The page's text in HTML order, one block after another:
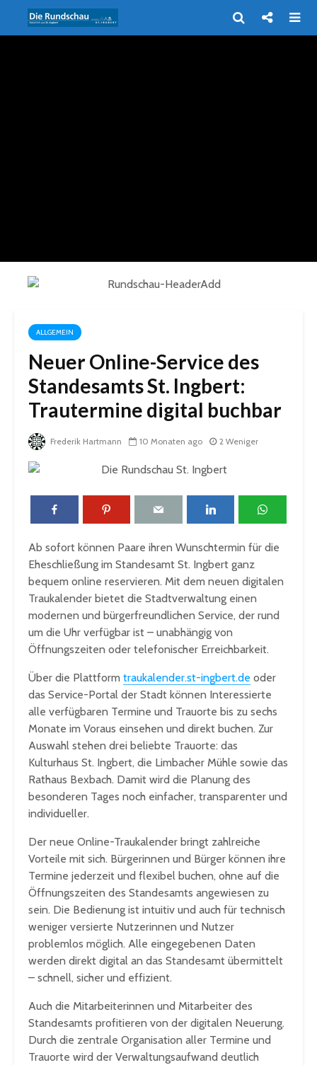
ALLGEMEIN
Neuer Online-Service des
Standesamts St. Ingbert:
Trautermine digital buchbar
Frederik Hartmann 10 Monaten ago 2 Weniger
Ab sofort können Paare ihren Wunschtermin für die
Eheschließung im Standesamt St. Ingbert ganz
bequem online reservieren. Mit dem neuen digitalen
Traukalender bietet die Stadtverwaltung einen
modernen und bürgerfreundlichen Service, der rund
um die Uhr verfügbar ist – unabhängig von
Öffnungszeiten oder telefonischer Erreichbarkeit.
Über die Plattform traukalender.st-ingbert.de oder
das Service-Portal der Stadt können Interessierte
alle verfügbaren Termine und Trauorte bis zu sechs
Monate im Voraus einsehen und direkt buchen. Zur
Auswahl stehen drei beliebte Trauorte: das
Kulturhaus St. Ingbert, die Limbacher Mühle sowie das
Rathaus Bexbach. Damit wird die Planung des
besonderen Tages noch einfacher, transparenter und
individueller.
Der neue Online-Traukalender bringt zahlreiche
Vorteile mit sich. Bürgerinnen und Bürger können ihre
Termine jederzeit und flexibel buchen, ohne auf die
Öffnungszeiten des Standesamts angewiesen zu
sein. Die Bedienung ist intuitiv und auch für technisch
weniger versierte Nutzerinnen und Nutzer
problemlos möglich. Alle eingegebenen Daten
werden direkt digital an das Standesamt übermittelt
– schnell, sicher und effizient.
Auch die Mitarbeiterinnen und Mitarbeiter des
Standesamts profitieren von der digitalen Neuerung.
Durch die zentrale Organisation aller Termine und
Trauorte wird der Verwaltungsaufwand deutlich